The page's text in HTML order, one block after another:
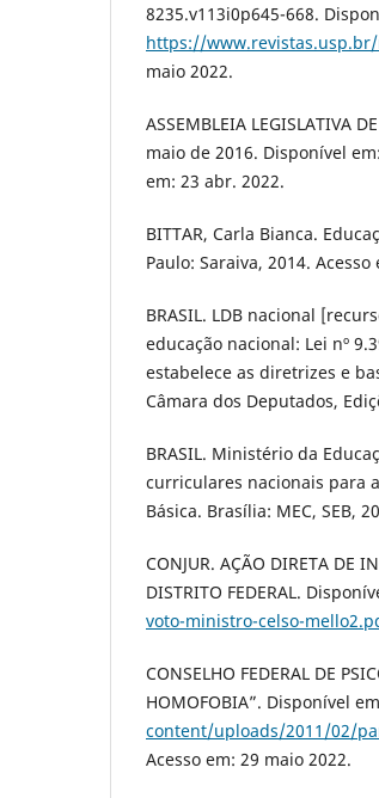
8235.v113i0p645-668.
https://
maio 2022.
ASSEMBLEIA LEGISLATIVA
maio de 2016. Disponível em:
em: 23 abr. 2022.
BITTAR, Carla Bianca.
Paulo: Saraiva, 2014.
BRASIL. LDB nacional
educação nacional: Lei nº
estabelece as diretrizes e
Câmara dos Deputados,
BRASIL. Ministério da
curriculares nacionais para
Básica. Brasília: MEC, SEB,
CONJUR. AÇÃO DIRETA DE
DISTRITO FEDERAL.
voto-ministro-celso-
CONSELHO FEDERAL DE
HOMOFOBIA”. Disponível
content/uploads/2011/02/
Acesso em: 29 maio 2022.